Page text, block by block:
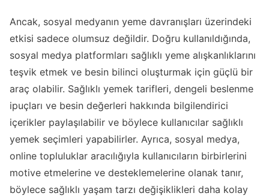
Ancak, sosyal medyanın yeme davranışları üzerindeki
etkisi sadece olumsuz değildir. Doğru kullanıldığında,
sosyal medya platformları sağlıklı yeme alışkanlıklarını
teşvik etmek ve besin bilinci oluşturmak için güçlü bir
araç olabilir. Sağlıklı yemek tarifleri, dengeli beslenme
ipuçları ve besin değerleri hakkında bilgilendirici
içerikler paylaşılabilir ve böylece kullanıcılar sağlıklı
yemek seçimleri yapabilirler. Ayrıca, sosyal medya,
online topluluklar aracılığıyla kullanıcıların birbirlerini
motive etmelerine ve desteklemelerine olanak tanır,
böylece sağlıklı yaşam tarzı değişiklikleri daha kolay